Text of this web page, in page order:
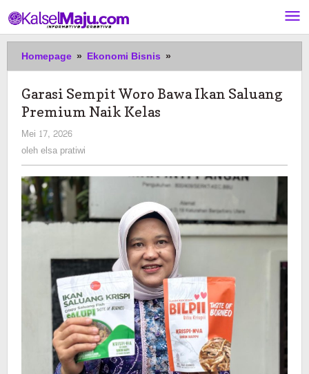
ke
konten
Homepage » Ekonomi Bisnis »
Sempit
Woro
Bawa
Kelas
Garasi Sempit Woro Bawa Ikan Saluang
Premium Naik Kelas
Mei 17, 2026
elsa
pratiwi
olehelsa pratiwi